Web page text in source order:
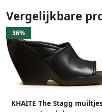
Vergelijkbare
36%
KHAITE The Stagg